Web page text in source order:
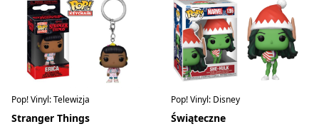
Pop! Vinyl: Telewizja
Stranger Things
Pop! Vinyl: Disney
Świąteczne